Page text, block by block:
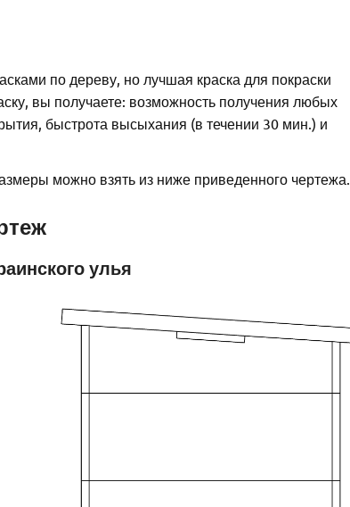
по дереву, но лучшая краска для покраски
вы получаете: возможность получения любых
быстрота высыхания (в течении 30 мин.) и
можно взять из ниже приведенного чертежа.
улья